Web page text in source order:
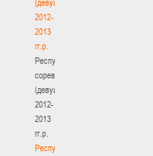
(девушки)
2012-
2013
гг.р.
Республиканские
соревнования
(девушки)
2012-
2013
гг.р.
Республиканские